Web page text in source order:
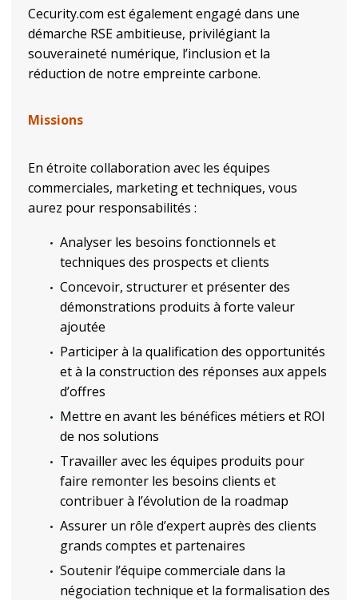
Cecurity.com est également engagé dans une
démarche RSE ambitieuse, privilégiant la
souveraineté numérique, l’inclusion et la
réduction de notre empreinte carbone.
Missions
En étroite collaboration avec les équipes
commerciales, marketing et techniques, vous
aurez pour responsabilités :
Analyser les besoins fonctionnels et
techniques des prospects et clients
Concevoir, structurer et présenter des
démonstrations produits à forte valeur
ajoutée
Participer à la qualification des opportunités
et à la construction des réponses aux appels
d’offres
Mettre en avant les bénéfices métiers et ROI
de nos solutions
Travailler avec les équipes produits pour
faire remonter les besoins clients et
contribuer à l’évolution de la roadmap
Assurer un rôle d’expert auprès des clients
grands comptes et partenaires
Soutenir l’équipe commerciale dans la
négociation technique et la formalisation des